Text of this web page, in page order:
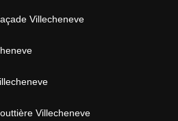
Villecheneve
Villecheneve